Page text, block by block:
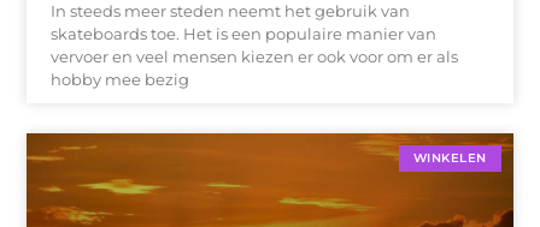
In steeds meer steden neemt het gebruik van
skateboards toe. Het is een populaire manier van
vervoer en veel mensen kiezen er ook voor om er als
hobby mee bezig
WINKELEN